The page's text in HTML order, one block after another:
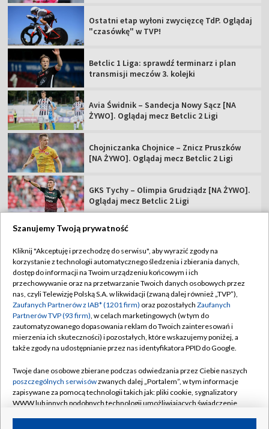
Ostatni etap wyłoni zwycięzcę TdP. Oglądaj
"czasówkę" w TVP!
Betclic 1 Liga: sprawdź terminarz i plan
transmisji meczów 3. kolejki
Avia Świdnik – Sandecja Nowy Sącz [NA
ŻYWO]. Oglądaj mecz Betclic 2 Ligi
Chojniczanka Chojnice – Znicz Pruszków
[NA ŻYWO]. Oglądaj mecz Betclic 2 Ligi
GKS Tychy – Olimpia Grudziądz [NA ŻYWO].
Oglądaj mecz Betclic 2 Ligi
TVP
Abonament TVP
Sklep TVP
Biuro Reklamy
Oferta Handlowa
Emisja w TVP
Rada Programowa
Ogłoszenia przetargowe
Regulamin TVP
Polityka prywatności
Moje zgody
Biuro reklamy
Kanały
Szanujemy Twoją prywatność
Kliknij "Akceptuję i przechodzę do serwisu", aby wyrazić zgody na
korzystanie z technologii automatycznego śledzenia i zbierania danych,
dostęp do informacji na Twoim urządzeniu końcowym i ich
przechowywanie oraz na przetwarzanie Twoich danych osobowych przez
nas, czyli Telewizję Polską S.A. w likwidacji (zwaną dalej również „TVP”),
Zaufanych Partnerów z IAB* (1201 firm) oraz pozostałych Zaufanych
Partnerów TVP (93 firm), w celach marketingowych (w tym do
zautomatyzowanego dopasowania reklam do Twoich zainteresowań i
mierzenia ich skuteczności) i pozostałych, które wskazujemy poniżej, a
także zgody na udostępnianie przez nas identyfikatora PPID do Google.
Twoje dane osobowe zbierane podczas odwiedzania przez Ciebie naszych
poszczególnych serwisówzwanych dalej „Portalem”, w tym informacje
zapisywane za pomocą technologii takich jak: pliki cookie, sygnalizatory
WWW lub innych podobnych technologii umożliwiających świadczenie